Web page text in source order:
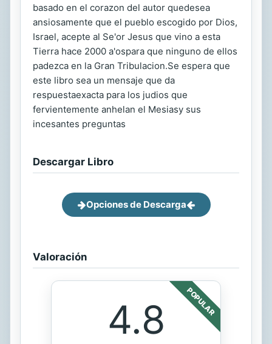
basado en el corazon del autor quedesea
ansiosamente que el pueblo escogido por Dios,
Israel, acepte al Se'or Jesus que vino a esta
Tierra hace 2000 a'ospara que ninguno de ellos
padezca en la Gran Tribulacion.Se espera que
este libro sea un mensaje que da
respuestaexacta para los judios que
fervientemente anhelan el Mesiasy sus
incesantes preguntas
Descargar Libro
Opciones de Descarga
Valoración
POPULAR
4.8